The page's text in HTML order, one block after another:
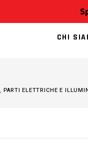
CHI
,PARTI ELETTRICHE E